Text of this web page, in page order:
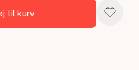
til kurv